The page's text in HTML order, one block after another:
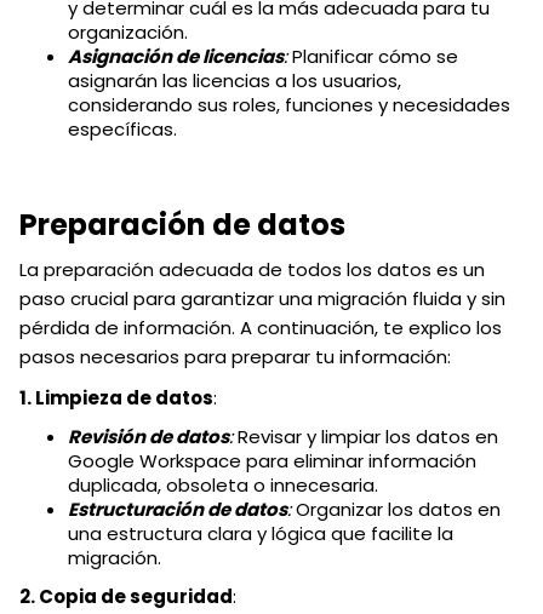
y determinar cuál es la más adecuada para tu
organización.
Asignación de licencias:Planificar cómo se
asignarán las licencias a los usuarios,
considerando sus roles, funciones y necesidades
específicas.
Preparación de datos
La preparación adecuada de todos los datos es un
paso crucial para garantizar una migración fluida y sin
pérdida de información. A continuación, te explico los
pasos necesarios para preparar tu información:
1. Limpieza de datos:
Revisión de datos:Revisar y limpiar los datos en
Google Workspace para eliminar información
duplicada, obsoleta o innecesaria.
Estructuración de datos:Organizar los datos en
una estructura clara y lógica que facilite la
migración.
2. Copia de seguridad: